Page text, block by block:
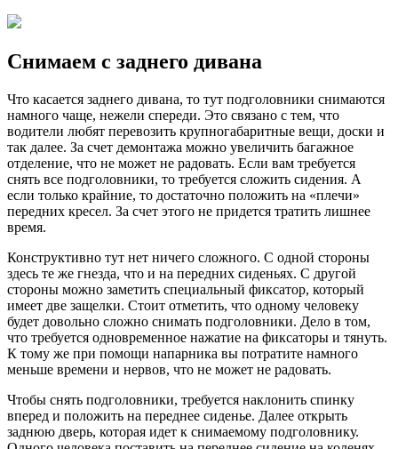
Снимаем с заднего дивана
Что касается заднего дивана, то тут подголовники снимаются
намного чаще, нежели спереди. Это связано с тем, что
водители любят перевозить крупногабаритные вещи, доски и
так далее. За счет демонтажа можно увеличить багажное
отделение, что не может не радовать. Если вам требуется
снять все подголовники, то требуется сложить сидения. А
если только крайние, то достаточно положить на «плечи»
передних кресел. За счет этого не придется тратить лишнее
время.
Конструктивно тут нет ничего сложного. С одной стороны
здесь те же гнезда, что и на передних сиденьях. С другой
стороны можно заметить специальный фиксатор, который
имеет две защелки. Стоит отметить, что одному человеку
будет довольно сложно снимать подголовники. Дело в том,
что требуется одновременное нажатие на фиксаторы и тянуть.
К тому же при помощи напарника вы потратите намного
меньше времени и нервов, что не может не радовать.
Чтобы снять подголовники, требуется наклонить спинку
вперед и положить на переднее сиденье. Далее открыть
заднюю дверь, которая идет к снимаемому подголовнику.